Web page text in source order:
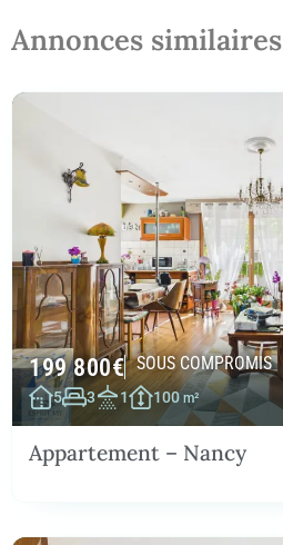
Annonces similaires
199 800€ SOUS COMPROMIS
5 3 1 100 m²
Appartement – Nancy